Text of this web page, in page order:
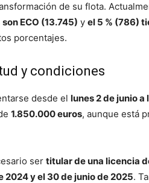
de su flota.
ECO (13.745) y el 5 % (786)
porcentajes.
y condiciones
desde el lunes 2 de junio a
1.850.000 euros, aunque está
ser titular de una licencia
2024 y el 30 de junio de 2025.